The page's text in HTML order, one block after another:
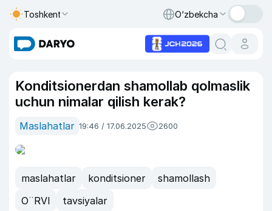
Toshkent O‘zbekcha
Konditsionerdan shamollab qolmaslik
uchun nimalar qilish kerak?
Maslahatlar 19:46 / 17.06.2025 2600
maslahatlar konditsioner
shamollash
O¨RVI
tavsiyalar